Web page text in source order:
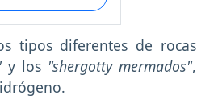
tipos diferentes de rocas
y los "shergotty mermados",